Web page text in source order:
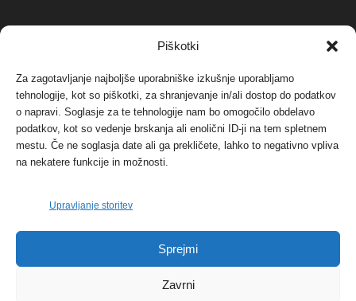
Piškotki
Za zagotavljanje najboljše uporabniške izkušnje uporabljamo
tehnologije, kot so piškotki, za shranjevanje in/ali dostop do podatkov
o napravi. Soglasje za te tehnologije nam bo omogočilo obdelavo
podatkov, kot so vedenje brskanja ali enolični ID-ji na tem spletnem
mestu. Če ne soglasja date ali ga prekličete, lahko to negativno vpliva
na nekatere funkcije in možnosti.
Upravljanje storitev
Sprejmi
Zavrni
NAJBOLJ KOMENTIRANO
Protest proti vetrnim elektrarnam na Ojstrici, v
svetu pa vedno bolj...
Dogodki 12. maja, 2017
Tožilstvo v Celovcu v korist elektrarnam
Verbund
FOTO: Razstava cvetličarskega mojstra Andreja
Dogodki 27. novembra, 2017